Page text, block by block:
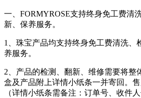
一、FORMYROSE支持终身免工费清
新、保养服务。
1
、珠宝产品均支持终身免工费清洗、
养服务。
2 、产品的检测、翻新、维修需要将
盒及产品附上详情小纸条一并寄回。售
（详情小纸条需备注：订单号、收件